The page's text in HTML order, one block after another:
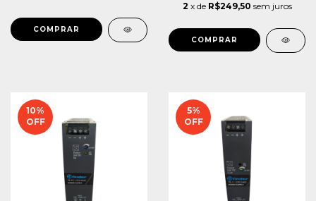
2 x de R$249,50 sem juros
10%
OFF
5%
OFF